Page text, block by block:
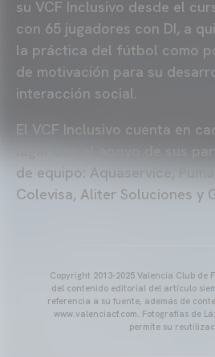
su VCF Inclusivo desde el
con 65 jugadores con DI, a
la práctica del fútbol como
de motivación para su
interacción social.
El VCF Inclusivo cuenta en
lugar con el apoyo de sus
de equipo: Aquaservice,
Colevisa, Aliter Soluciones y
Copyright 2013-2025 Valencia Club de
del contenido editorial del artículo
referencia a su fuente, además de
www.valenciacf.com. Fotografías de
permite su